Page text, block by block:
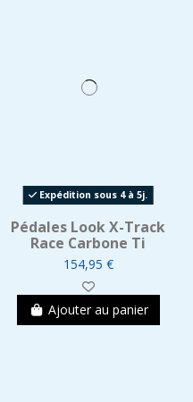
Expédition sous 4 à 5j.
Pédales Look X-Track
Race Carbone Ti
154,95 €
Ajouter au panier